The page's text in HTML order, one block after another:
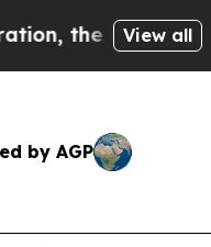
Over History
View all
by AGP